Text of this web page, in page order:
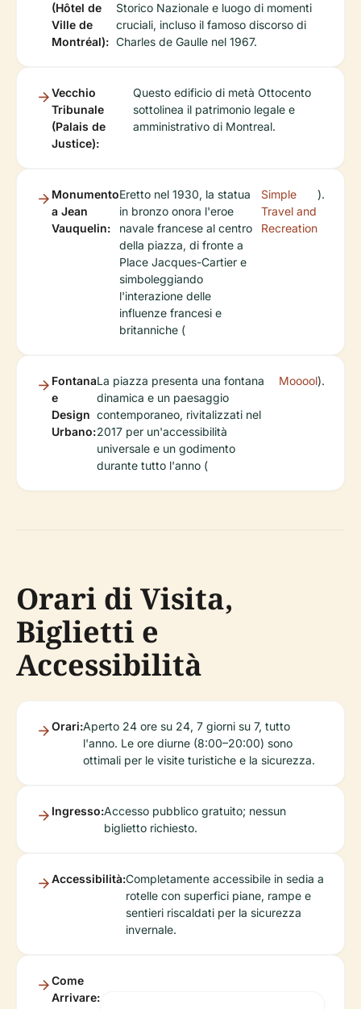
(Hôtel de
Ville de
Montréal):
Storico Nazionale e luogo di momenti
cruciali, incluso il famoso discorso di
Charles de Gaulle nel 1967.
Vecchio
Tribunale
(Palais de
Justice):
Questo edificio di metà Ottocento
sottolinea il patrimonio legale e
amministrativo di Montreal.
Monumento
a Jean
Vauquelin:
Eretto nel 1930, la statua
in bronzo onora l'eroe
navale francese al centro
della piazza, di fronte a
Place Jacques-Cartier e
simboleggiando
l'interazione delle
influenze francesi e
britanniche (
Simple
Travel and
Recreation
).
Fontana
e
Design
Urbano:
La piazza presenta una fontana
dinamica e un paesaggio
contemporaneo, rivitalizzati nel
2017 per un'accessibilità
universale e un godimento
durante tutto l'anno (
Mooool).
Orari di Visita,
Biglietti e
Accessibilità
Orari:Aperto 24 ore su 24, 7 giorni su 7, tutto
l'anno. Le ore diurne (8:00–20:00) sono
ottimali per le visite turistiche e la sicurezza.
Ingresso:Accesso pubblico gratuito; nessun
biglietto richiesto.
Accessibilità:Completamente accessibile in sedia a
rotelle con superfici piane, rampe e
sentieri riscaldati per la sicurezza
invernale.
Come
Arrivare: